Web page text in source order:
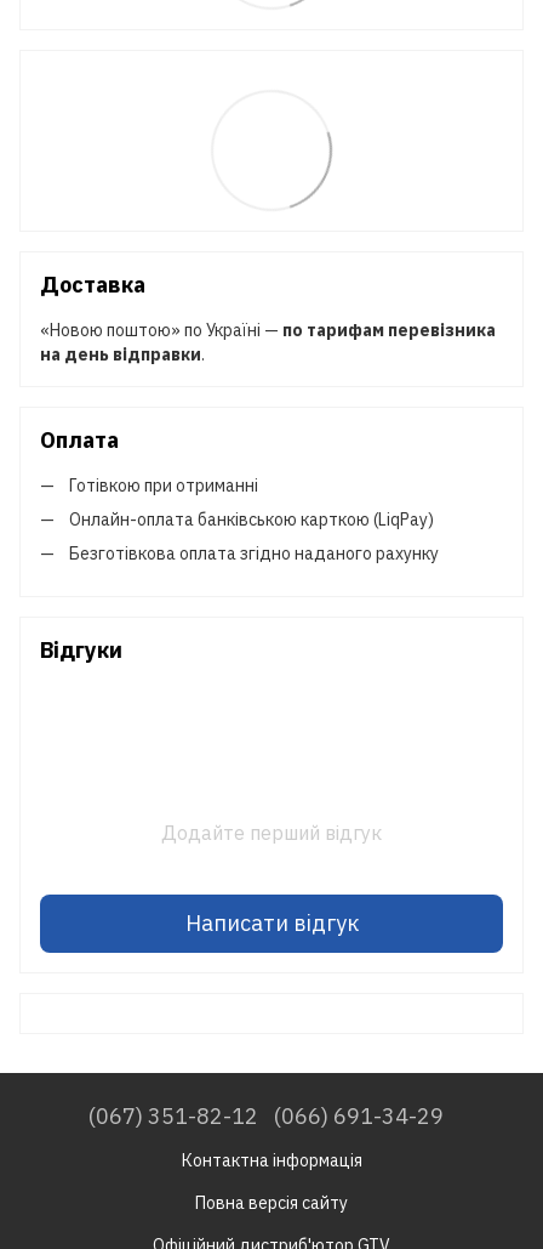
Доставка
«Новою поштою» по Україні — по тарифам перевізника
на день відправки.
Оплата
Готівкою при отриманні
Онлайн-оплата банківською карткою (LiqPay)
Безготівкова оплата згідно наданого рахунку
Відгуки
Додайте перший відгук
Написати відгук
(067) 351-82-12 (066) 691-34-29
Контактна інформація
Повна версія сайту